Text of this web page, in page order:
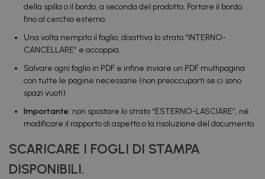
della spilla o il bordo, a seconda del prodotto. Portare il bordo
fino al cerchio esterno.
Una volta riempito il foglio, disattiva lo strato “INTERNO-
CANCELLARE” e accoppia.
Salvare ogni foglio in PDF e infine inviare un PDF multipagina
con tutte le pagine necessarie (non preoccuparti se ci sono
spazi vuoti)
Importante: non spostare lo strato “ESTERNO-LASCIARE”, né
modificare il rapporto di aspetto o la risoluzione del documento.
SCARICARE I FOGLI DI STAMPA
DISPONIBILI.